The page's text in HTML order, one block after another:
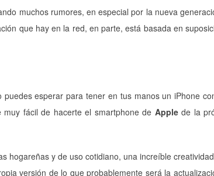
muchos rumores, en especial por la nueva
que hay en la red, en parte, está basada en
esperar para tener en tus manos un iPhone
fácil de hacerte el smartphone de Applede la
hogareñas y de uso cotidiano, una increíble
versión de lo que probablemente será la